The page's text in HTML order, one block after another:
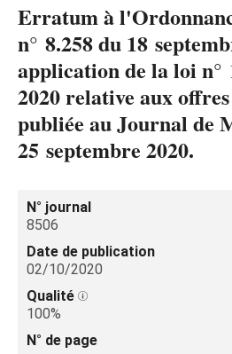
Erratum à
n° 8.258 du 18
application de la loi n°
2020 relative aux
publiée au Journal de
25 septembre 2020.
N° journal
8506
Date de publication
02/10/2020
Qualité
100%
N° de page